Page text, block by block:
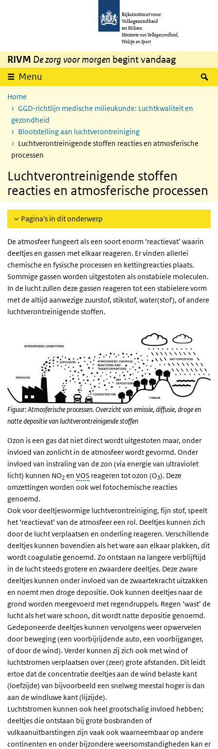
Overslaan en naar de inhoud gaan
Rijksinstituut voor
Volksgezondheid
en Milieu
Ministerie van Volksgezondheid,
Welzijn en Sport
RIVM De zorg voor morgen begint vandaag
Menu
Home
GGD-richtlijn medische milieukunde: Luchtkwaliteit en
gezondheid
Blootstelling aan luchtverontreiniging
Luchtverontreinigende stoffen reacties en atmosferische
processen
Luchtverontreinigende stoffen
reacties en atmosferische processen
Pagina's in dit onderwerp
De atmosfeer fungeert als een soort enorm ‘reactievat’ waarin
deeltjes en gassen met elkaar reageren. Er vinden allerlei
chemische en fysische processen en kettingreacties plaats.
Sommige gassen worden uitgestoten als onstabiele moleculen.
In de lucht zullen deze gassen reageren tot een stabielere vorm
met de altijd aanwezige zuurstof, stikstof, water(stof), of andere
luchtverontreinigende stoffen.
Figuur: Atmosferische processen. Overzicht van emissie, diffusie, droge en
natte depositie van luchtverontreinigende stoffen
Ozon is een gas dat niet direct wordt uitgestoten maar, onder
invloed van zonlicht in de atmosfeer wordt gevormd. Onder
invloed van instraling van de zon (via energie van ultraviolet
licht) kunnen NO2en VOS reageren tot ozon (O3). Deze
omzettingen worden ook wel fotochemische reacties
genoemd.
Ook voor deeltjesvormige luchtverontreiniging, fijn stof, speelt
het ‘reactievat’ van de atmosfeer een rol. Deeltjes kunnen zich
door de lucht verplaatsen en onderling reageren. Verschillende
deeltjes kunnen bovendien als het ware aan elkaar plakken, dit
wordt coagulatie genoemd. Zo ontstaan na langere verblijftijd
in de lucht steeds grotere en zwaardere deeltjes. Deze zware
deeltjes kunnen onder invloed van de zwaartekracht uitzakken
en noemt men droge depositie. Ook kunnen deeltjes naar de
grond worden meegevoerd met regendruppels. Regen ‘wast’ de
lucht als het ware schoon, dit wordt natte depositie genoemd.
Gedeponeerde deeltjes kunnen vervolgens weer opwervelen
door beweging (een voorbijrijdende auto, een voorbijganger,
of door de wind). Verder kunnen zij zich ook met wind of
luchtstromen verplaatsen over (zeer) grote afstanden. Dit leidt
ertoe dat de concentratie deeltjes aan de wind belaste kant
(loefzijde) van bijvoorbeeld een snelweg meestal hoger is dan
aan de windluwe kant (lijzijde).
Luchtstromen kunnen ook heel grootschalig invloed hebben;
deeltjes die ontstaan bij grote bosbranden of
vulkaanuitbarstingen zijn vaak ook waarneembaar op andere
continenten en onder bijzondere weersomstandigheden kan er